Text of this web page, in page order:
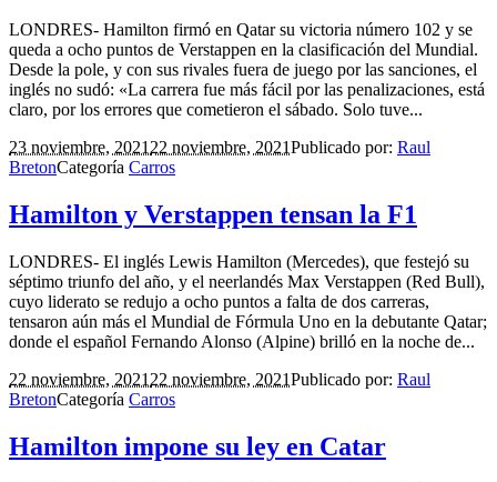
LONDRES- Hamilton firmó en Qatar su victoria número 102 y se
queda a ocho puntos de Verstappen en la clasificación del Mundial.
Desde la pole, y con sus rivales fuera de juego por las sanciones, el
inglés no sudó: «La carrera fue más fácil por las penalizaciones, está
claro, por los errores que cometieron el sábado. Solo tuve...
23 noviembre, 2021 22 noviembre, 2021Publicado por: Raul
BretonCategoría Carros
Hamilton y Verstappen tensan la F1
LONDRES- El inglés Lewis Hamilton (Mercedes), que festejó su
séptimo triunfo del año, y el neerlandés Max Verstappen (Red Bull),
cuyo liderato se redujo a ocho puntos a falta de dos carreras,
tensaron aún más el Mundial de Fórmula Uno en la debutante Qatar;
donde el español Fernando Alonso (Alpine) brilló en la noche de...
22 noviembre, 2021 22 noviembre, 2021Publicado por: Raul
BretonCategoría Carros
Hamilton impone su ley en Catar